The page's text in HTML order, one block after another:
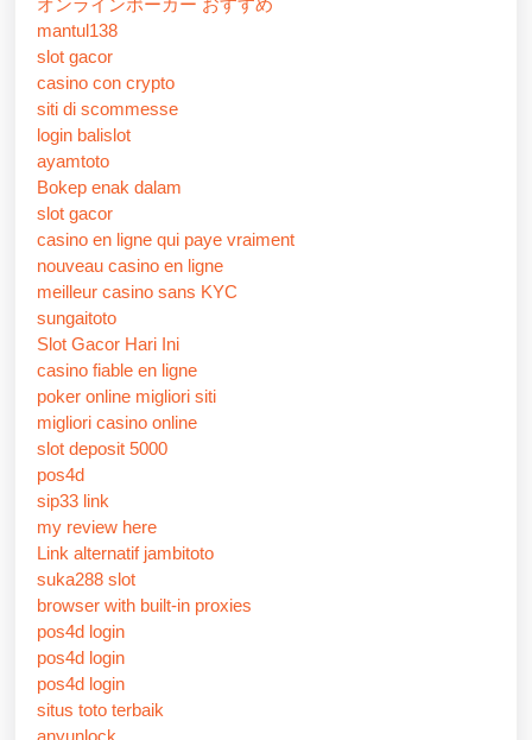
mantul138
slot gacor
casino con crypto
siti di scommesse
login balislot
ayamtoto
Bokep enak dalam
slot gacor
casino en ligne qui paye vraiment
nouveau casino en ligne
meilleur casino sans KYC
sungaitoto
Slot Gacor Hari Ini
casino fiable en ligne
poker online migliori siti
migliori casino online
slot deposit 5000
pos4d
sip33 link
my review here
Link alternatif jambitoto
suka288 slot
browser with built-in proxies
pos4d login
pos4d login
pos4d login
situs toto terbaik
anyunlock